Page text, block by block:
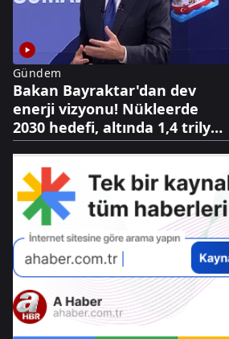
Gündem
Bakan Bayraktar'dan dev
enerji vizyonu! Nükleerde
2030 hedefi, altında 1,4 trilyon
dolarlık hazine